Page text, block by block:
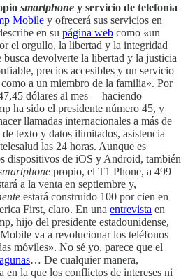
smartphone y servicio de telefonía
Mobile y ofrecerá sus servicios en
en su página web como «un
el orgullo, la libertad y la integridad
busca devolverte la libertad y la justicia
precios accesibles y un servicio
a un miembro de la familia». Por
dólares al mes —haciendo
ha sido el presidente número 45, y
llamadas internacionales a más de
de texto y datos ilimitados, asistencia
las 24 horas. Aunque es
dispositivos de iOS y Android, también
propio, el T1 Phone, a 499
a la venta en septiembre y,
estará construido 100 por cien en
First, claro. En una entrevista en
hijo del presidente estadounidense,
va a revolucionar los teléfonos
móviles». No sé yo, parece que el
… De cualquier manera,
en la que los conflictos de intereses ni